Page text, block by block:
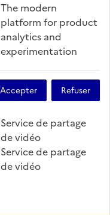
The modern
platform for product
analytics and
experimentation
Service de partage
de vidéo
Service de partage
de vidéo